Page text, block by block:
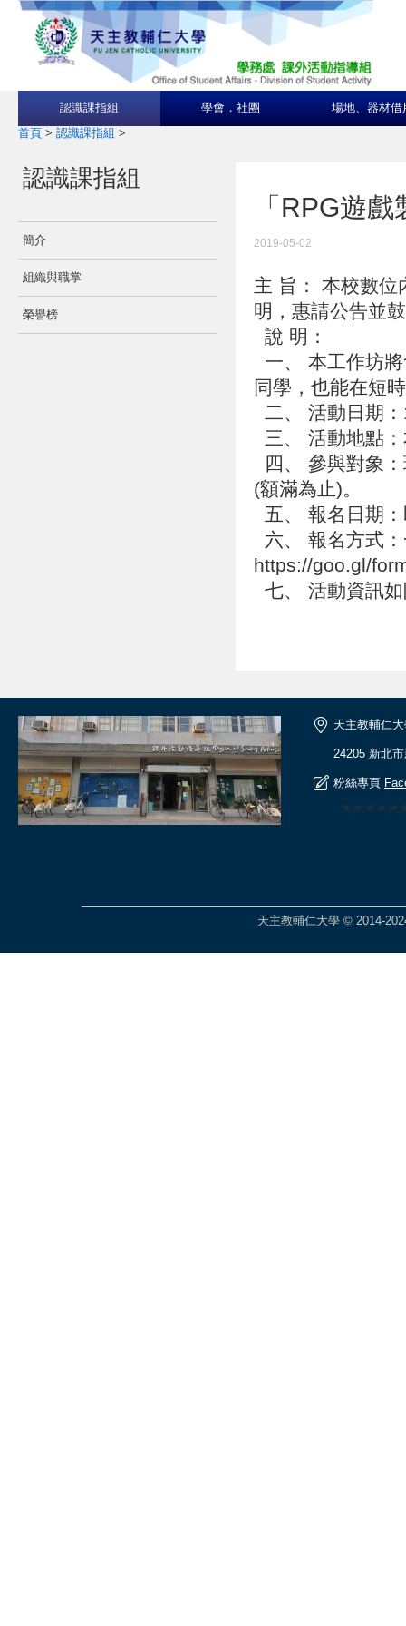
認識課指組 學會．社團 場地、器材借
首頁 > 認識課指組 >
認識課指組
簡介
組織與職掌
榮譽榜
「RPG遊
2019-05-02
主 旨： 本校數位
明，惠請公告並
說 明：
一、 本工作坊
同學，也能在短
二、 活動日期
三、 活動地點
四、 參與對象
(額滿為止)。
五、 報名日期
六、 報名方式
https://goo.gl/
七、 活動資訊
天主教輔仁
24205 新北
粉絲專頁
天主教輔仁大學 © 2014-